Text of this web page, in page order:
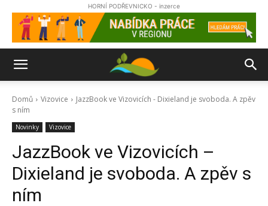
HORNÍ PODŘEVNICKO - inzerce
Domů Vizovice
JazzBook ve Vizovicích - Dixieland je svoboda. A zpěv
s ním
Novinky Vizovice
JazzBook ve Vizovicích –
Dixieland je svoboda. A zpěv s
ním